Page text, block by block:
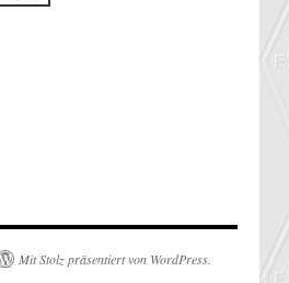
Mit Stolz präsentiert von WordPress.